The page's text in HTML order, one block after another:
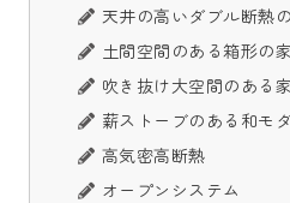
天井の高いダブル断熱
土間空間のある箱形の家
吹き抜け大空間のある家
薪ストーブのある和モ
高気密高断熱
オープンシステム